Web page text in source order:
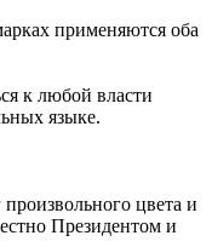
применяются оба
к любой власти
языке.
цвета и
Президентом и